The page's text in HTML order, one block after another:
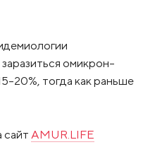
омикрон-
20%, тогда как раньше
сайт AMUR.LIFE